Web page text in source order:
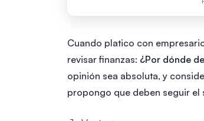
Cuando platico con
revisar finanzas: ¿Por dónde
opinión sea absoluta, y
propongo que deben seguir el